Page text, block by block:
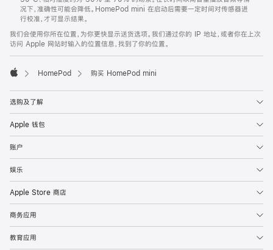
况下，准确性可能会降低。HomePod mini 在启动后需要一定时间对传感器进
行校准，才可显示结果。
我们会使用你所在位置，为你更快显示送货选项。我们通过你的 IP 地址，或者你在上次
访问 Apple 网站时输入的位置信息，找到了你的位置。
HomePod 购买 HomePod mini
选购及了解
Apple 钱包
账户
娱乐
Apple Store 商店
商务应用
教育应用